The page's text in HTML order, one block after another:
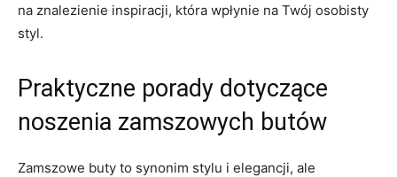
na znalezienie inspiracji, która wpłynie na Twój osobisty
styl.
Praktyczne porady dotyczące
noszenia zamszowych butów
Zamszowe buty to synonim stylu i elegancji, ale